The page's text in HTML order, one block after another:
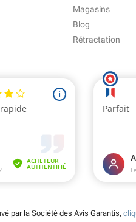
Magasins
Blog
Rétractation
par la Société des Avis Garantis,